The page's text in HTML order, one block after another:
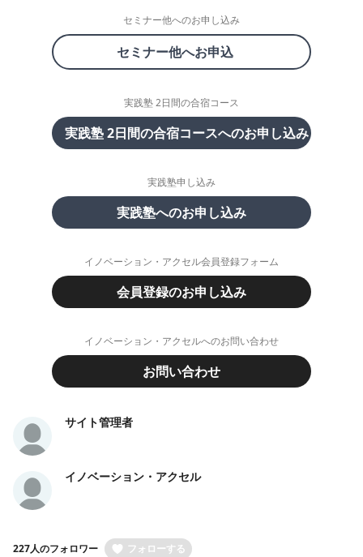
セミナー他へのお申し込み
セミナー他へお申込
実践塾 2日間の合宿コース
実践塾 2日間の合宿コースへのお申し込み
実践塾申し込み
実践塾へのお申し込み
イノベーション・アクセル会員登録フォーム
会員登録のお申し込み
イノベーション・アクセルへのお問い合わせ
お問い合わせ
サイト管理者
イノベーション・アクセル
227人のフォロワー フォローする